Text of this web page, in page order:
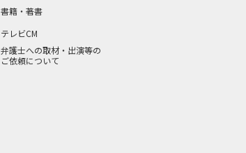
書籍・著書
テレビCM
弁護士への取材・出演等の
ご依頼について